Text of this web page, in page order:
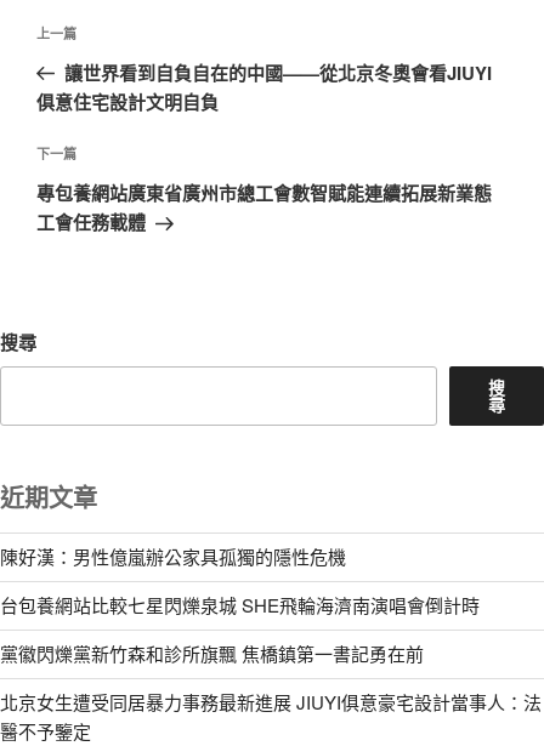
文
導
覽
上
一
篇
章
上一篇
讓世界看到自負自在的中國——從北京冬奧會看JIUYI
俱意住宅設計文明自負
下
一
篇
下一篇
專包養網站廣東省廣州市總工會數智賦能連續拓展新業態
工會任務載體
搜尋
搜
尋
近期文章
陳好漢：男性億嵐辦公家具孤獨的隱性危機
台包養網站比較七星閃爍泉城 SHE飛輪海濟南演唱會倒計時
黨徽閃爍黨新竹森和診所旗飄 焦橋鎮第一書記勇在前
北京女生遭受同居暴力事務最新進展 JIUYI俱意豪宅設計當事人：法
醫不予鑒定